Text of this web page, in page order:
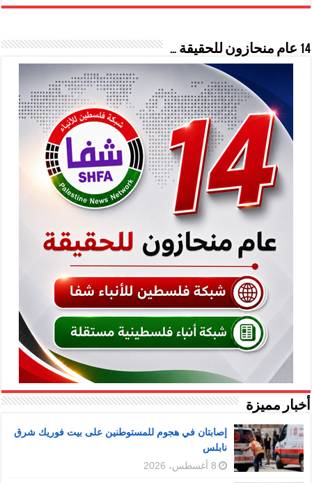
14 عام منحازون للحقيقة …
أخبار مميزة
إصابتان في هجوم للمستوطنين على بيت فوريك شرق
نابلس
8 أغسطس، 2026